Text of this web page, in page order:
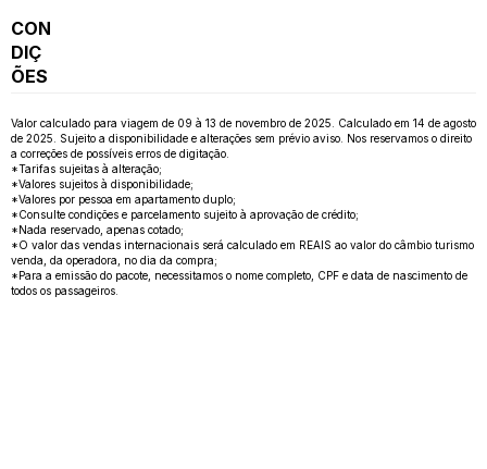
CON
DIÇ
ÕES
Valor calculado para viagem de 09 à 13 de novembro de 2025. Calculado em 14 de agosto
de 2025. Sujeito a disponibilidade e alterações sem prévio aviso. Nos reservamos o direito
a correções de possíveis erros de digitação.
*Tarifas sujeitas à alteração;
*Valores sujeitos à disponibilidade;
*Valores por pessoa em apartamento duplo;
*Consulte condições e parcelamento sujeito à aprovação de crédito;
*Nada reservado, apenas cotado;
*O valor das vendas internacionais será calculado em REAIS ao valor do câmbio turismo
venda, da operadora, no dia da compra;
*Para a emissão do pacote, necessitamos o nome completo, CPF e data de nascimento de
todos os passageiros.